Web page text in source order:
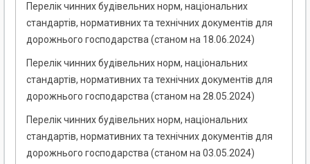
Перелік чинних будівельних норм, національних
стандартів, нормативних та технічних документів для
дорожнього господарства (станом на 18.06.2024)
Перелік чинних будівельних норм, національних
стандартів, нормативних та технічних документів для
дорожнього господарства (станом на 28.05.2024)
Перелік чинних будівельних норм, національних
стандартів, нормативних та технічних документів для
дорожнього господарства (станом на 03.05.2024)